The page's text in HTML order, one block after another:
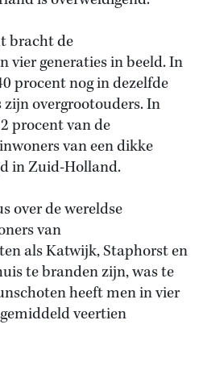
bracht de
vier generaties in beeld. In
procent nog in dezelfde
overgrootouders. In
procent van de
van een dikke
in Zuid-Holland.
over de wereldse
van
als Katwijk, Staphorst en
te branden zijn, was te
heeft men in vier
veertien